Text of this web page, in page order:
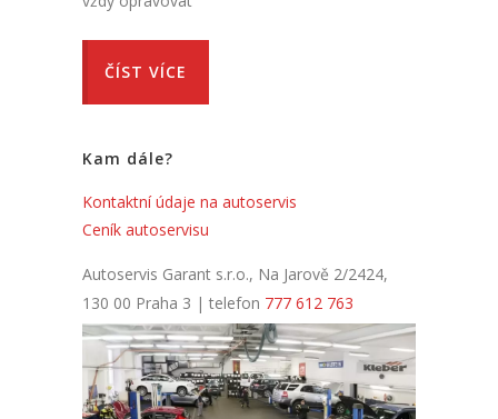
ČÍST VÍCE
Kam dále?
Kontaktní údaje na autoservis
Ceník autoservisu
Autoservis Garant s.r.o., Na Jarově 2/2424,
130 00 Praha 3 | telefon 777 612 763